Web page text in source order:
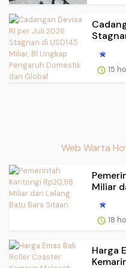
15
Web Warta
Miliar
18
Harga